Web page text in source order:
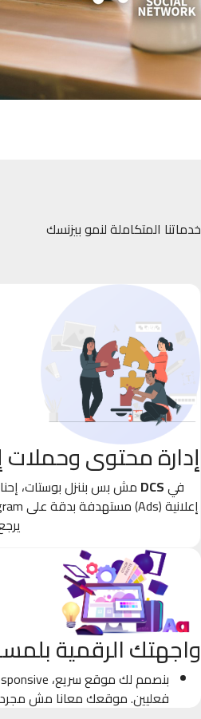
خدماتنا المتكاملة لنمو بيزنسك
إدارة محتوى وحملات
فيDCS مش بس بننزل بوستات،
واجهتك الرقمية
فعليين. موقعك معانا مش